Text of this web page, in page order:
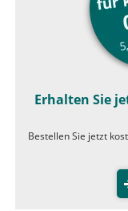
Erhalten Sie
Bestellen Sie jetzt